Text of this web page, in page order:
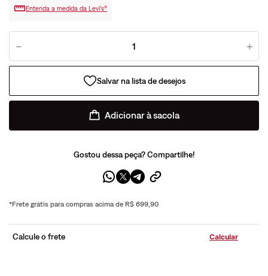
Entenda a medida da Levi’s®
＋
－
Adicionar à sacola
Gostou dessa peça? Compartilhe!
*Frete grátis para compras acima de R$ 699,90
Calcule o frete